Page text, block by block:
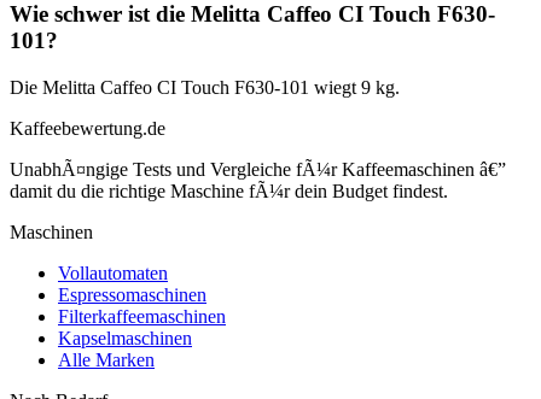
Wie schwer ist die Melitta Caffeo CI Touch F630-
101?
Die Melitta Caffeo CI Touch F630-101 wiegt 9 kg.
Kaffeebewertung.de
UnabhÃ¤ngige Tests und Vergleiche fÃ¼r Kaffeemaschinen â€”
damit du die richtige Maschine fÃ¼r dein Budget findest.
Maschinen
Vollautomaten
Espressomaschinen
Filterkaffeemaschinen
Kapselmaschinen
Alle Marken